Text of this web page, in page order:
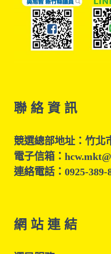
聯 絡 資 訊
競選總部地址：竹北
電子信箱：
連絡電話：0925-389-
網 站 連 結